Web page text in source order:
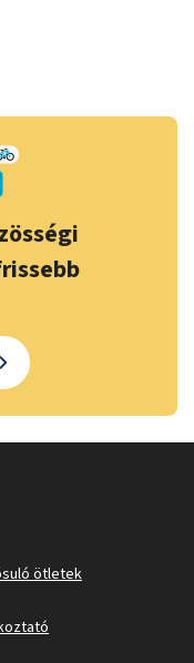
ötletek